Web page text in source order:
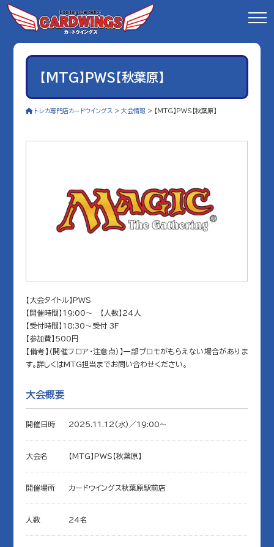
【MTG】PWS【秋葉原】
トレカ専門店カードウイングス >大会情報 > 【MTG】PWS【秋葉原】
【大会タイトル】PWS
【開催時間】19:00～ 【人数】24人
【受付時間】18:30～受付 3F
【参加費】500円
【備考】（開催フロア・注意点）】一部プロモがもらえない場合がありま
す。詳しくはMTG担当までお問い合わせください。
大会概要
開催日時 2025.11.12(水)／19:00〜
大会名 【MTG】PWS【秋葉原】
開催場所 カードウイングス秋葉原駅前店
人数 24名